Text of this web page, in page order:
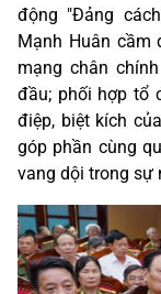
động "Đảng
Mạnh Huân cầm
mạng chân
đầu; phối hợp tổ
điệp, biệt kích
góp phần cùng
vang dội trong sự